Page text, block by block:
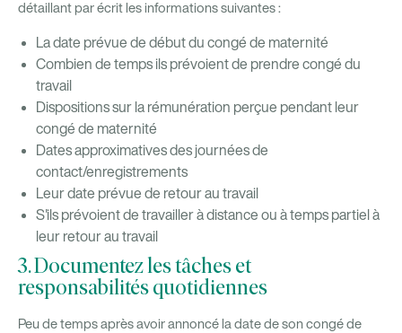
détaillant par écrit les informations suivantes :
La date prévue de début du congé de maternité
Combien de temps ils prévoient de prendre congé du
travail
Dispositions sur la rémunération perçue pendant leur
congé de maternité
Dates approximatives des journées de
contact/enregistrements
Leur date prévue de retour au travail
S'ils prévoient de travailler à distance ou à temps partiel à
leur retour au travail
3. Documentez les tâches et
responsabilités quotidiennes
Peu de temps après avoir annoncé la date de son congé de